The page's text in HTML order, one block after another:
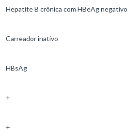
Hepatite B crônica com HBeAg negativo
Carreador inativo
HBsAg
+
+